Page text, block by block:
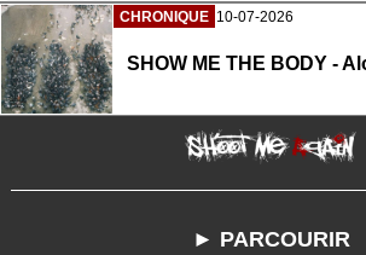
CHRONIQUE 10-07-2026
SHOW ME THE BODY -
► PARCOURIR